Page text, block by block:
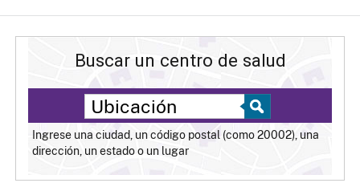
Buscar un centro de salud
Ingrese una ciudad, un código postal (como 20002), una
dirección, un estado o un lugar